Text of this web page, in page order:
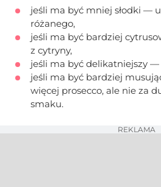
jeśli ma być mniej słodki —
różanego,
jeśli ma być bardziej
z cytryny,
jeśli ma być delikatniejszy
jeśli ma być bardziej
więcej prosecco, ale nie za
smaku.
REKLAMA